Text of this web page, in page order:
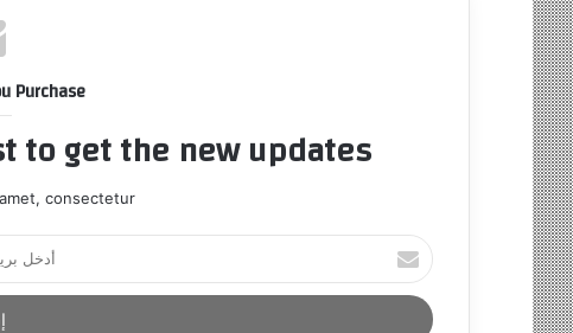
Purchase
to get the new updates!
consectetur.
أ
د
خ
ل